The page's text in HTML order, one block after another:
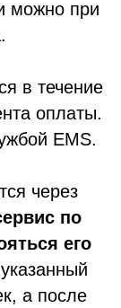
можно при
в течение
оплаты.
EMS.
через
по
его
а после